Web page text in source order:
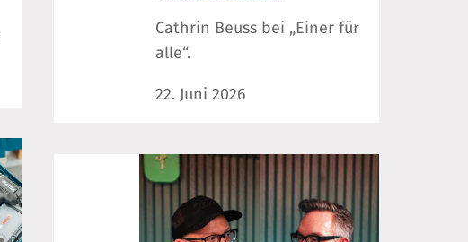
Cathrin Beuss bei „Einer für
alle“.
22. Juni 2026